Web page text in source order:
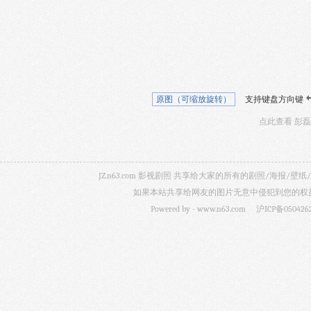
原图（可缩放旋转） 支持键盘方向键
点此查看 彭
JZ.n63.com 影视剧照 共享给大家的所有的剧照/海报/壁
如果本站共享给网友的图片无意中侵犯到您的
Powered by - www.n63.com 沪ICP备